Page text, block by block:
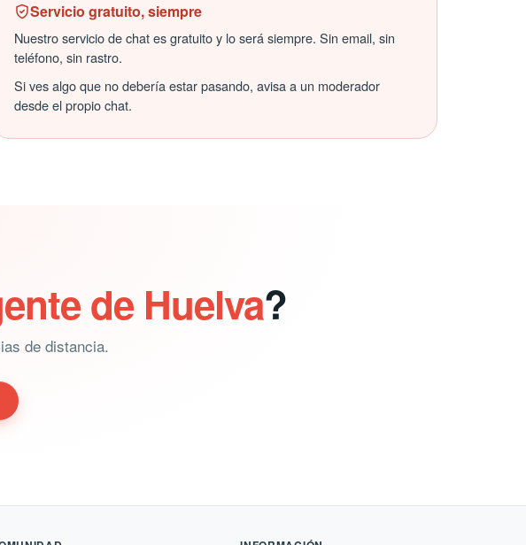
Servicio gratuito, siempre
Nuestro servicio de chat es gratuito y lo será siempre. Sin email, sin
teléfono, sin rastro.
Si ves algo que no debería estar pasando, avisa a un moderador
desde el propio chat.
de Huelva?
de distancia.